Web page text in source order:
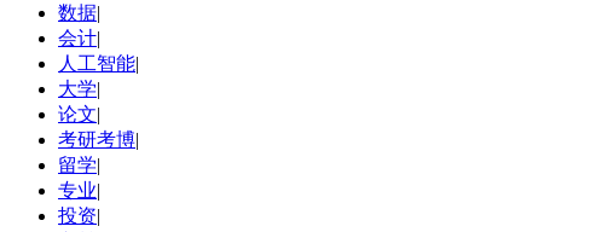
数据|
会计|
人工智能|
大学|
论文|
考研考博|
留学|
专业|
投资|